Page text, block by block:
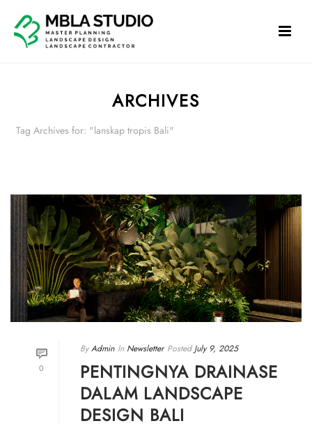
ARCHIVES
Tag Archives for: "lanskap tropis Bali"
0
By Admin In Newsletter Posted July 9, 2025
PENTINGNYA DRAINASE
DALAM LANDSCAPE
DESIGN BALI